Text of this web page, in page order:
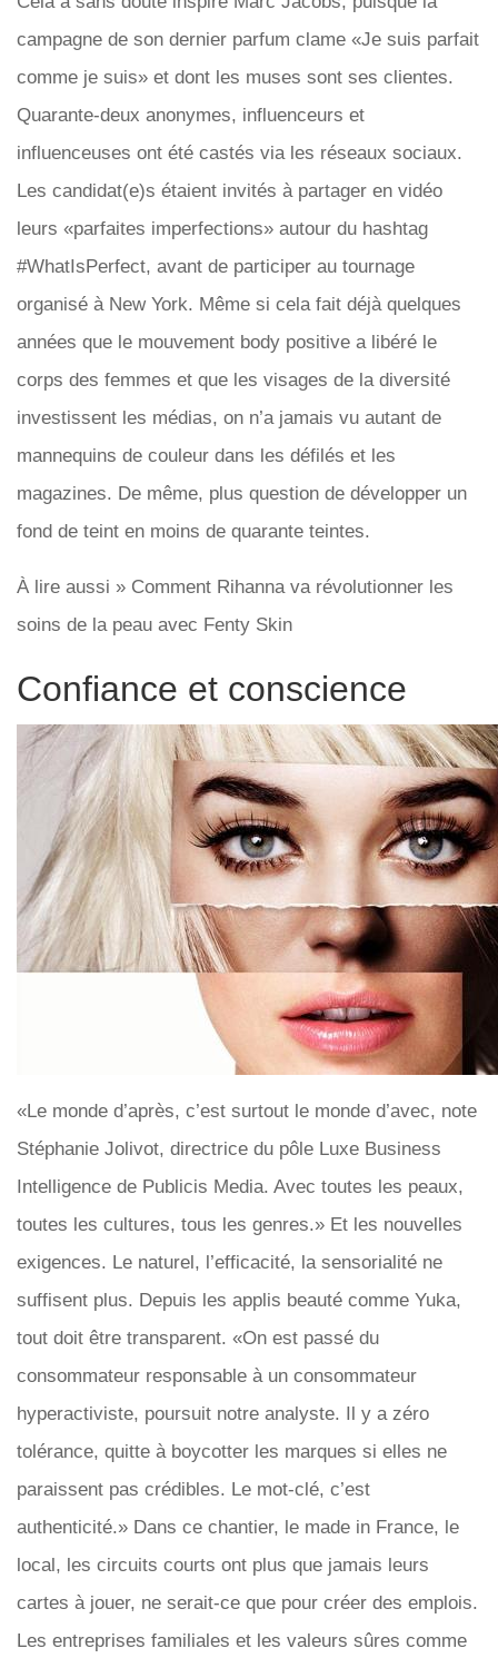
campagne de son dernier parfum clame «Je suis parfait
comme je suis» et dont les muses sont ses clientes.
Quarante-deux anonymes, influenceurs et
influenceuses ont été castés via les réseaux sociaux.
Les candidat(e)s étaient invités à partager en vidéo
leurs «parfaites imperfections» autour du hashtag
#WhatIsPerfect, avant de participer au tournage
organisé à New York. Même si cela fait déjà quelques
années que le mouvement body positive a libéré le
corps des femmes et que les visages de la diversité
investissent les médias, on n’a jamais vu autant de
mannequins de couleur dans les défilés et les
magazines. De même, plus question de développer un
fond de teint en moins de quarante teintes.
À lire aussi » Comment Rihanna va révolutionner les
soins de la peau avec Fenty Skin
Confiance et conscience
«Le monde d’après, c’est surtout le monde d’avec, note
Stéphanie Jolivot, directrice du pôle Luxe Business
Intelligence de Publicis Media. Avec toutes les peaux,
toutes les cultures, tous les genres.» Et les nouvelles
exigences. Le naturel, l’efficacité, la sensorialité ne
suffisent plus. Depuis les applis beauté comme Yuka,
tout doit être transparent. «On est passé du
consommateur responsable à un consommateur
hyperactiviste, poursuit notre analyste. Il y a zéro
tolérance, quitte à boycotter les marques si elles ne
paraissent pas crédibles. Le mot-clé, c’est
authenticité.» Dans ce chantier, le made in France, le
local, les circuits courts ont plus que jamais leurs
cartes à jouer, ne serait-ce que pour créer des emplois.
Les entreprises familiales et les valeurs sûres comme